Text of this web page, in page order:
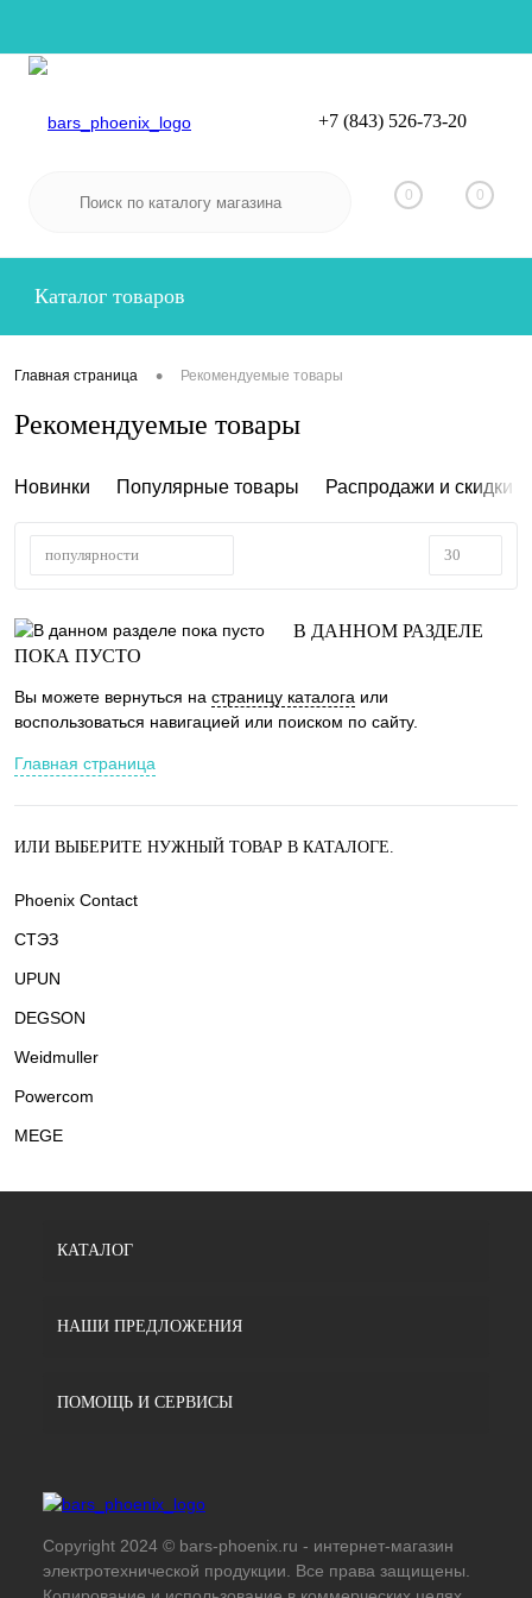
Вход
+7 (843) 526-73-20
0 0
Каталог товаров
Главная страница • Рекомендуемые товары
Рекомендуемые товары
Новинки Популярные товары Распродажи и скидки
популярности 30
В ДАННОМ РАЗДЕЛЕ
ПОКА ПУСТО
Вы можете вернуться на страницу каталога или
воспользоваться навигацией или поиском по сайту.
Главная страница
ИЛИ ВЫБЕРИТЕ НУЖНЫЙ ТОВАР В КАТАЛОГЕ.
Phoenix Contact
СТЭЗ
UPUN
DEGSON
Weidmuller
Powercom
MEGE
КАТАЛОГ
НАШИ ПРЕДЛОЖЕНИЯ
ПОМОЩЬ И СЕРВИСЫ
Copyright 2024 © bars-phoenix.ru - интернет-магазин
электротехнической продукции. Все права защищены.